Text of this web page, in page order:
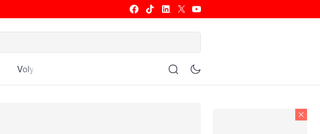
Voly Allsport